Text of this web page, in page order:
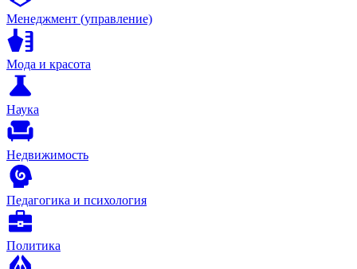
Менеджмент (управление)
Мода и красота
Наука
Недвижимость
Педагогика и психология
Политика